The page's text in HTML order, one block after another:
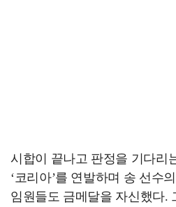
시합이 끝나고 판정을 기다리
‘코리아’를 연발하며 송 선수
임원들도 금메달을 자신했다.